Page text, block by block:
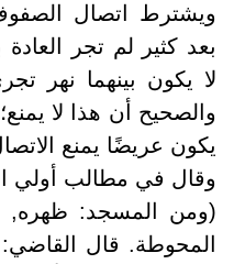
ويشترط اتصال
بعد كثير لم تجر
لا يكون بينهما نهر
والصحيح أن هذا لا يمنع؛
يكون عريضًا يمنع
وقال في مطالب أولي النهى
(ومن المسجد: ظهره,
المحوطة. قال